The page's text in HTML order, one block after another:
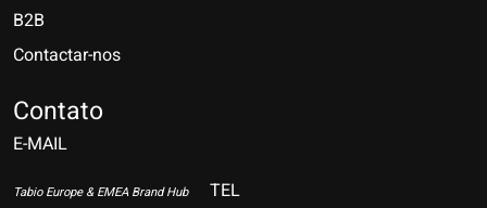
B2B
Contactar-nos
Contato
E-MAIL
Tabio Europe & EMEA Brand Hub
TEL